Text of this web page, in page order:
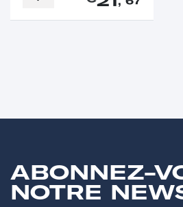
ABONNEZ-
NOTRE